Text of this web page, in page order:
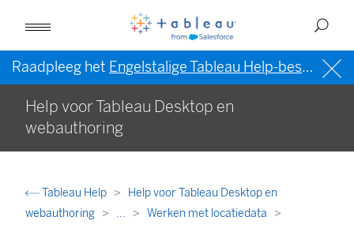
Raadpleeg het Engelstalige Tableau Help-bestand (VS)
Help voor Tableau Desktop en
webauthoring
Tableau Help
Help voor Tableau Desktop en
webauthoring
...
Werken met locatiedata